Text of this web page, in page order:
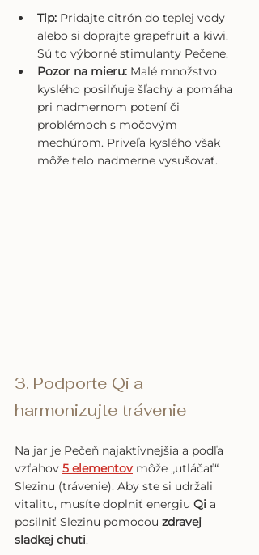
Tip: Pridajte citrón do teplej vody
alebo si doprajte grapefruit a kiwi.
Sú to výborné stimulanty Pečene.
Pozor na mieru: Malé množstvo
kyslého posilňuje šľachy a pomáha
pri nadmernom potení či
problémoch s močovým
mechúrom. Priveľa kyslého však
môže telo nadmerne vysušovať.
3. Podporte Qi a
harmonizujte trávenie
Na jar je Pečeň najaktívnejšia a podľa
vzťahov 5 elementov môže „utláčať“
Slezinu (trávenie). Aby ste si udržali
vitalitu, musíte doplniť energiu Qi a
posilniť Slezinu pomocou zdravej
sladkej chuti.